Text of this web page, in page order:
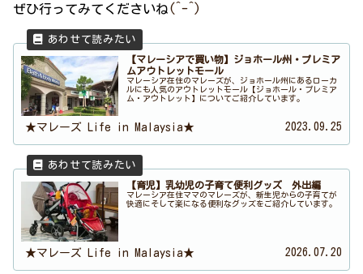
ぜひ行ってみてくださいね(^-^)
【マレーシアで買い物】ジョホール州・プレミア
ムアウトレットモール
マレーシア在住のマレーズが、ジョホール州にあるローカ
ルにも人気のアウトレットモール【ジョホール・プレミア
ム・アウトレット】についてご紹介しています。
★マレーズ Life in Malaysia★ 2023.09.25
【育児】乳幼児の子育て便利グッズ 外出編
マレーシア在住ママのマレーズが、新生児からの子育てが
快適にそして楽になる便利なグッズをご紹介しています。
★マレーズ Life in Malaysia★ 2026.07.20